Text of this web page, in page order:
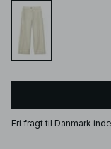
Fri fragt til Danmark